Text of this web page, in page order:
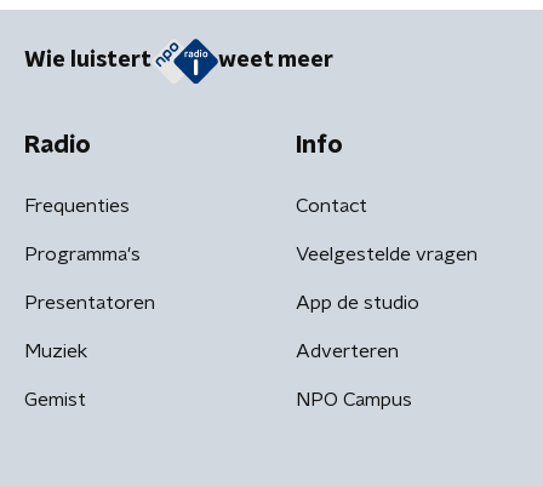
Wie luistert weet meer
Radio
Frequenties
Programma's
Presentatoren
Muziek
Gemist
Info
Contact
Veelgestelde vragen
App de studio
Adverteren
NPO Campus